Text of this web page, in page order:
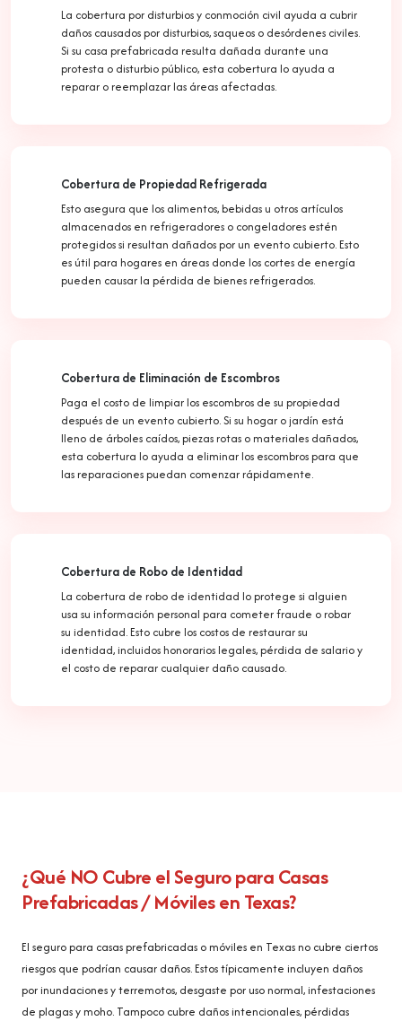
La cobertura por disturbios y conmoción civil ayuda a cubrir
daños causados por disturbios, saqueos o desórdenes civiles.
Si su casa prefabricada resulta dañada durante una
protesta o disturbio público, esta cobertura lo ayuda a
reparar o reemplazar las áreas afectadas.
Cobertura de Propiedad Refrigerada
Esto asegura que los alimentos, bebidas u otros artículos
almacenados en refrigeradores o congeladores estén
protegidos si resultan dañados por un evento cubierto. Esto
es útil para hogares en áreas donde los cortes de energía
pueden causar la pérdida de bienes refrigerados.
Cobertura de Eliminación de Escombros
Paga el costo de limpiar los escombros de su propiedad
después de un evento cubierto. Si su hogar o jardín está
lleno de árboles caídos, piezas rotas o materiales dañados,
esta cobertura lo ayuda a eliminar los escombros para que
las reparaciones puedan comenzar rápidamente.
Cobertura de Robo de Identidad
La cobertura de robo de identidad lo protege si alguien
usa su información personal para cometer fraude o robar
su identidad. Esto cubre los costos de restaurar su
identidad, incluidos honorarios legales, pérdida de salario y
el costo de reparar cualquier daño causado.
¿Qué NO Cubre el Seguro para Casas
Prefabricadas / Móviles en Texas?
El seguro para casas prefabricadas o móviles en Texas no cubre ciertos
riesgos que podrían causar daños. Estos típicamente incluyen daños
por inundaciones y terremotos, desgaste por uso normal, infestaciones
de plagas y moho. Tampoco cubre daños intencionales, pérdidas